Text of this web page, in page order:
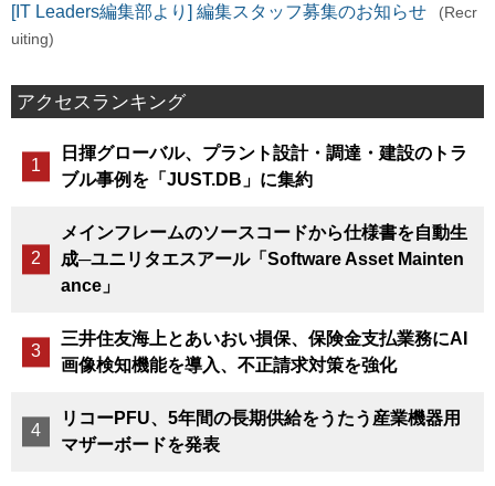
[IT Leaders編集部より] 編集スタッフ募集のお知らせ
(Recr
uiting)
アクセスランキング
日揮グローバル、プラント設計・調達・建設のトラ
ブル事例を「JUST.DB」に集約
メインフレームのソースコードから仕様書を自動生
成─ユニリタエスアール「Software Asset Mainten
ance」
三井住友海上とあいおい損保、保険金支払業務にAI
画像検知機能を導入、不正請求対策を強化
リコーPFU、5年間の長期供給をうたう産業機器用
マザーボードを発表